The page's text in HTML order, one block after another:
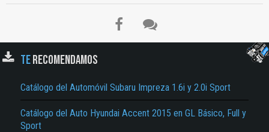
TERECOMENDAMOS
Catálogo del Automóvil Subaru Impreza 1.6i y 2.0i Sport
Catálogo del Auto Hyundai Accent 2015 en GL Básico, Full y
Sport
El Título es incorrecto según el contenido.
Texto o Imagen de portada son erróneos.
No carga o no se visualiza el contenido.